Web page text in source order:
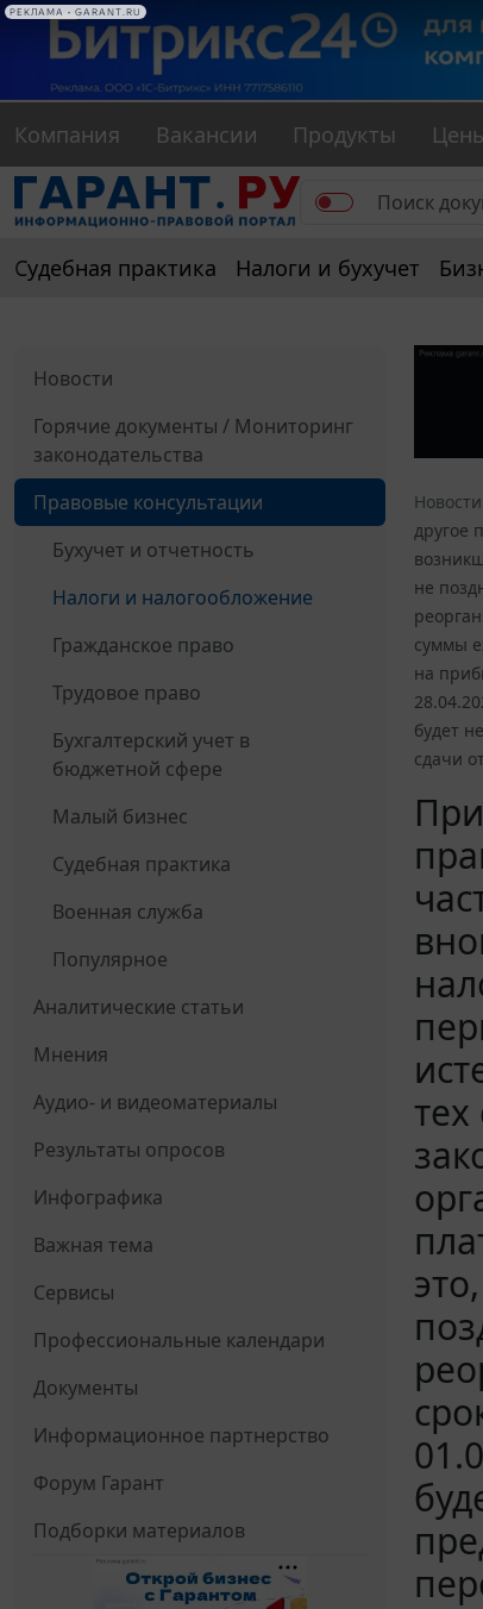
Компания Вакансии Продукты
Судебная практика Налоги и бухучет
Новости
Горячие документы / Мониторинг
законодательства
Правовые консультации
Бухучет и отчетность
Налоги и налогообложение
Гражданское право
Трудовое право
Бухгалтерский учет в
бюджетной сфере
Малый бизнес
Судебная практика
Военная служба
Популярное
Аналитические статьи
Мнения
Аудио- и видеоматериалы
Результаты опросов
Инфографика
Важная тема
Сервисы
Профессиональные календари
Документы
Информационное партнерство
Форум Гарант
Подборки материалов
другое
не
суммы
на
будет
сдачи
РЕКЛАМА • GARANT.RU